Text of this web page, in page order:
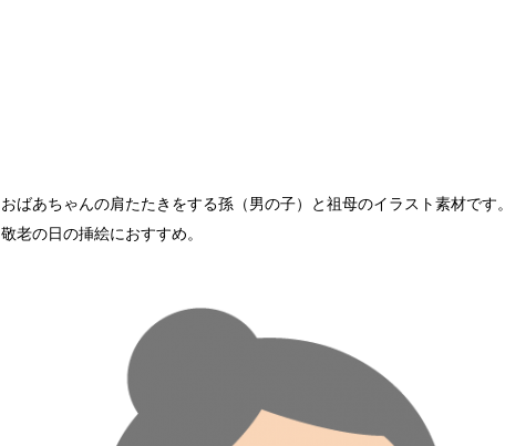
おばあちゃんの肩たたきをする孫（男の子）と祖母のイラスト素材です。
敬老の日の挿絵におすすめ。